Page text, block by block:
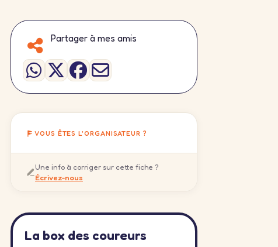
Partager à mes amis
VOUS ÊTES L'ORGANISATEUR ?
Une info à corriger sur cette fiche ?
Écrivez-nous
La box des coureurs